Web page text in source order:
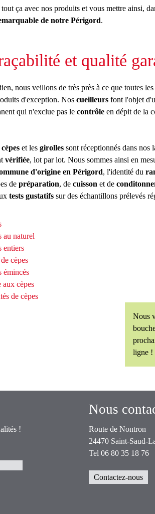
ça avec nos produits et vous mettre ainsi,
de notre Périgord.
et qualité
nous veillons de très près à ce que toutes
d'exception. Nos cueilleurs font l'objet
qui n'exclue pas le contrôle en dépit de la
cèpes et les girolles sont réceptionnés dans nos
vérifiée, lot par lot. Nous sommes ainsi en
d'origine en Périgord, l'identité du
de préparation, de cuisson et de
tests gustatifs sur des échantillons prélevés
au naturel
entiers
cèpes
émincés
aux cèpes
de cèpes
Nous
ligne !
!
Nous
Route de Nontron
24470 Saint-Saud-
Tel 06 80 35 18 76
Contactez-nous